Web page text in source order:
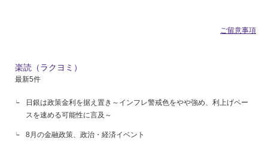
楽読（ラクヨミ）
最新5件
日銀は政策金利を据え置き～インフレ警戒色をやや強め、利上げペー
スを速める可能性に言及～
8月の金融政策、政治・経済イベント
ご留意事項